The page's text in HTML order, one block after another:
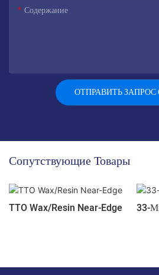
Содержание
ОТПРАВИТЬ ЗАПРОС
Сопутствующие Товары
TTO Wax/Resin Near-Edge
33-